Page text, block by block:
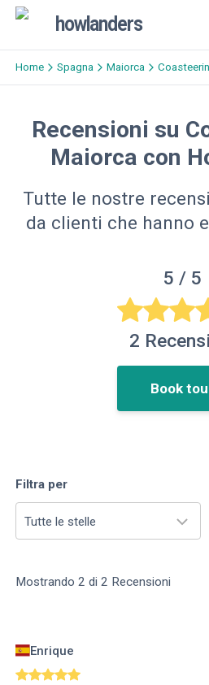
howlanders
Home Spagna Maiorca
Recensioni su
Maiorca con
Tutte le nostre
da clienti che hanno
5 / 5
2
Book
Filtra per
Tutte le stelle
Mostrando 2 di 2 Recensioni
Enrique